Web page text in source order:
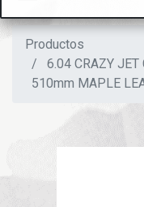
Productos
6.04 CRAZY JET
510mm MAPLE